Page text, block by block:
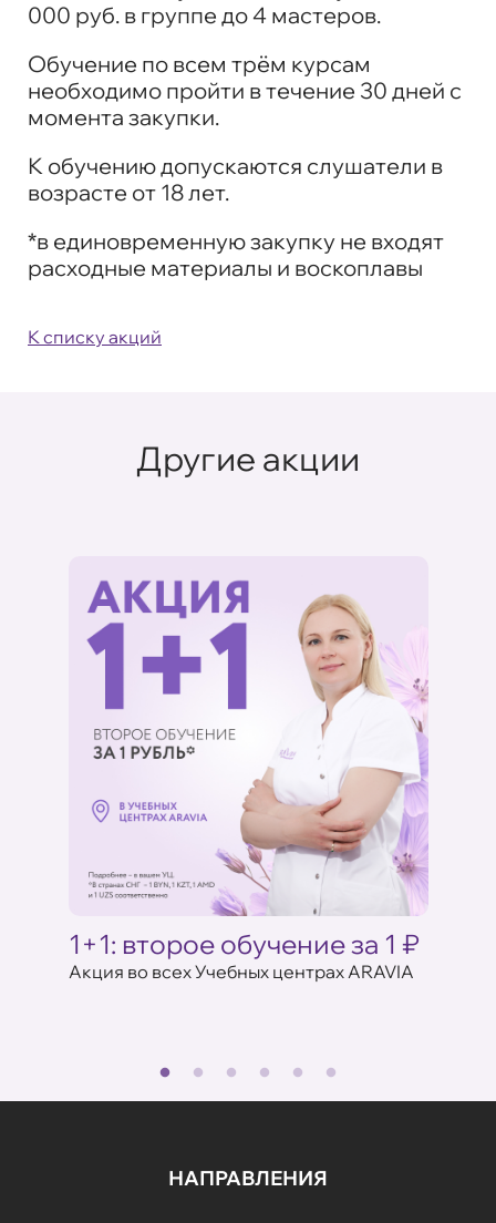
000 руб. в группе до 4 мастеров.
Обучение по всем трём курсам
необходимо пройти в течение 30 дней с
момента закупки.
К обучению допускаются слушатели в
возрасте от 18 лет.
*в единовременную закупку не входят
расходные материалы и воскоплавы
К списку акций
Другие акции
1+1: второе обучение за 1 ₽
Акция во всех Учебных центрах ARAVIA
НАПРАВЛЕНИЯ